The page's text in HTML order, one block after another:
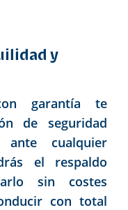
y
garantía te
de seguridad
ante cualquier
el respaldo
sin costes
con total